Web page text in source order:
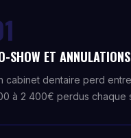
SHOW ET
cabinet dentaire perd
à 2 400€ perdus chaque